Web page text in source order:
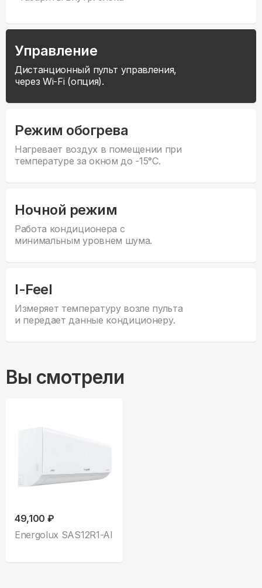
Управление
Дистанционный пульт управления,
через Wi-Fi (опция).
Режим обогрева
Нагревает воздух в помещении при
температуре за окном до -15°С.
Ночной режим
Работа кондиционера с
минимальным уровнем шума.
I-Feel
Измеряет температуру возле пульта
и передает данные кондиционеру.
Вы смотрели
49,100 ₽
Energolux SAS12R1-AI